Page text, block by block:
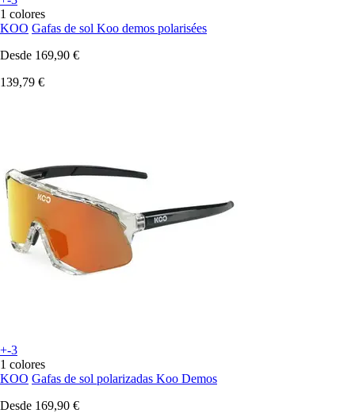
1 colores
KOO Gafas de sol Koo demos polarisées
Desde 169,90 €
139,79 €
+-3
1 colores
KOO Gafas de sol polarizadas Koo Demos
Desde 169,90 €